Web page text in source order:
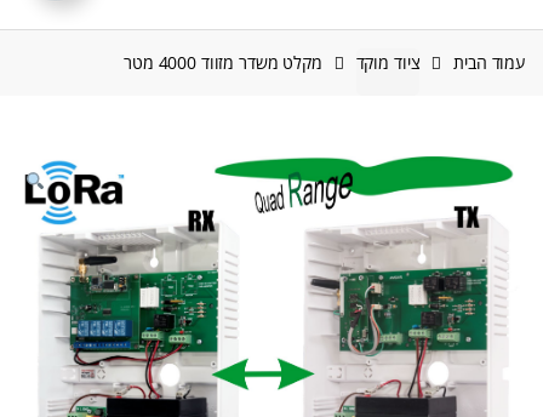
עמוד הבית ציוד מוקד מקלט משדר מזווד 4000 מטר